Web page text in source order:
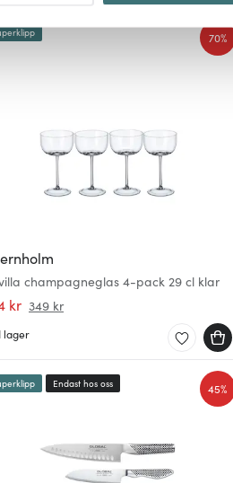
efter det som vi tror att du tycker
själv vilka cookies som
champagneglas 4-pack 29 cl klar
kr 349 kr
70%
I lager
45%
Endast hos oss